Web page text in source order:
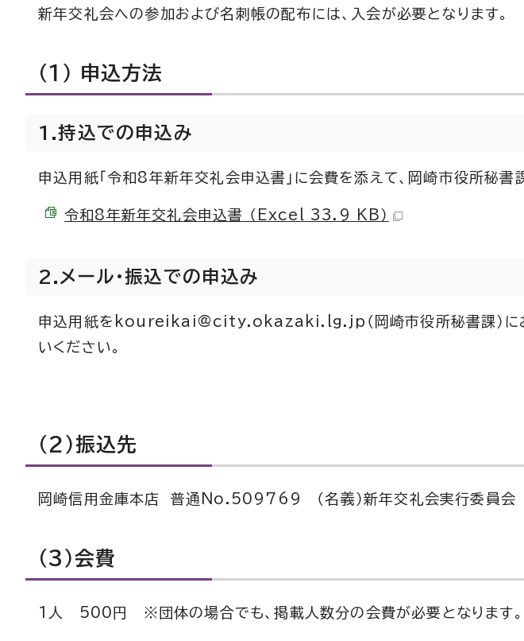
新年交礼会への参加および名刺帳の配布には、入会が必要となります。
（1） 申込方法
1.持込での申込み
申込用紙「令和8年新年交礼会申込書」に会費を添えて、岡崎市役所秘書
令和8年新年交礼会申込書 （Excel 33.9 KB）
2.メール・振込での申込み
申込用紙をkoureikai@city.okazaki.lg.jp（岡崎市役所秘書課）にお
いください。
（2）振込先
岡崎信用金庫本店 普通No.509769 （名義）新年交礼会実行委員
（3）会費
1人 500円 ※団体の場合でも、掲載人数分の会費が必要となります。